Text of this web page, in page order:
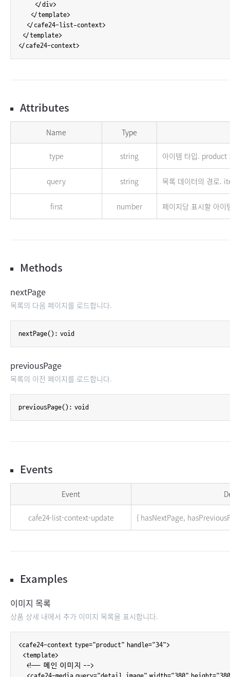
        </div>
      </template>
    </cafe24-list-context>
  </template>
</cafe24-context>
Attributes
Name Type
type string 아이템 타입. product
query string 목록 데이터의 경로.
first number 페이지당 표시할 아이
Methods
nextPage
목록의 다음 페이지를 로드합니다.
nextPage(): void
previousPage
목록의 이전 페이지를 로드합니다.
previousPage(): void
Events
Event
cafe24-list-context-update { hasNextPage,
Examples
이미지 목록
상품 상세 내에서 추가 이미지 목록을 표시합니다.
<cafe24-context type="product" handle="34">
  <template>
    <!-- 메인 이미지 -->